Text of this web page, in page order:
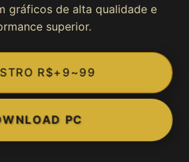
Fortune
Jogos
Game
gráficos de alta qualidade e
superior.
R$+9~99
PC